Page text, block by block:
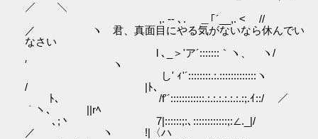
／ ＼
,. -‐ ､. ＿｢´__,. < //
／ ヽ 君、真面目にやる気がないなら休んでい
なさい
l ､_＞'ア´:::::::｀ヽ、 ヽ/
′ ヽ
し' ｨ'´::::::::.:.:::::::::::::ヽ
/ |ﾄ､
ﾄ､ /f'´::::::::::::.:.:.:.:.:.:.:;.ｲ::/ ／
｀ヽ、 ||rﾍ
､;丶 7|::::::;:､::::::::::::;:∠._|/
／ ヽ !|〈ハ